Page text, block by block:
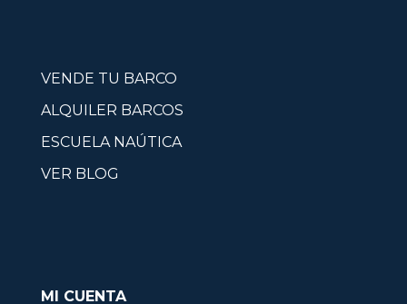
VENDE TU BARCO
ALQUILER BARCOS
ESCUELA NAÚTICA
VER BLOG
MI CUENTA